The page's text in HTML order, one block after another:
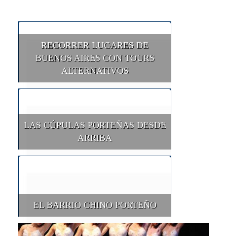
RECORRER LUGARES DE
BUENOS AIRES CON TOURS
ALTERNATIVOS
LAS CÚPULAS PORTEÑAS DESDE
ARRIBA
EL BARRIO CHINO PORTEÑO